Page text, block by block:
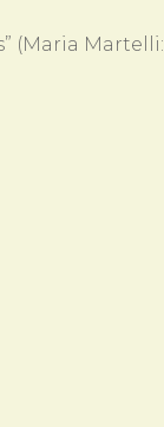
(Maria Martelli: